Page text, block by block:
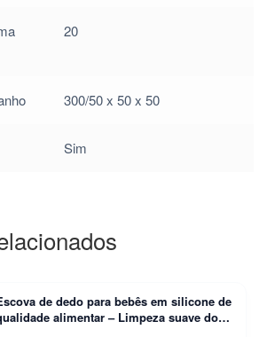
20
300/50 x 50 x 50
Sim
de dedo para bebês em silicone de
alimentar – Limpeza suave dos